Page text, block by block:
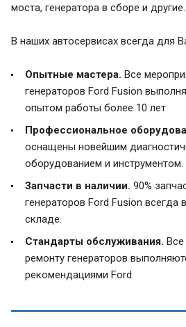
моста, генератора в сборе и другие.
В наших автосервисах всегда для
Опытные мастера. Все
генераторов Ford Fusion
опытом работы более 10 лет
Профессиональное
оснащены новейшим
оборудованием и инструментом.
Запчасти в наличии. 90%
генераторов Ford Fusion всегда
складе.
Стандарты обслуживания.
ремонту генераторов
рекомендациями Ford.